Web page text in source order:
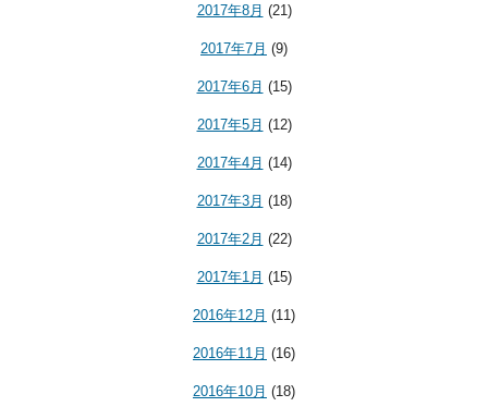
2017年8月 (21)
2017年7月 (9)
2017年6月 (15)
2017年5月 (12)
2017年4月 (14)
2017年3月 (18)
2017年2月 (22)
2017年1月 (15)
2016年12月 (11)
2016年11月 (16)
2016年10月 (18)